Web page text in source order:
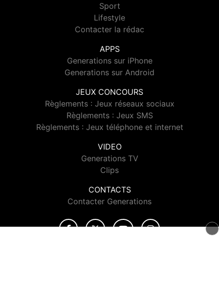
Sport
Lifestyle
Contacter la rédac
APPS
Generations sur iPhone
Generations sur Android
JEUX CONCOURS
Règlements : Jeux réseaux sociaux
Règlements : Jeux SMS
Règlements : Jeux téléphone et internet
VIDEO
Generations TV
Clips
CONTACTS
Contacter Generations